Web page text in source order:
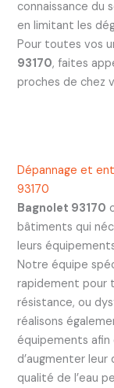
connaissance du
en limitant les
Pour toutes vos
93170, faites
proches de chez
Dépannage et
93170
Bagnolet 93170
bâtiments qui
leurs
Notre équipe
rapidement pour
résistance, ou
réalisons
équipements
d’augmenter leur
qualité de l’eau